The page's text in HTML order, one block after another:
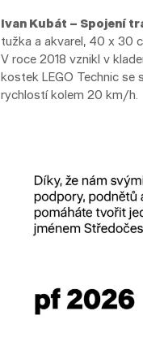
Ivan Kubát – Spojení
tužka a akvarel, 40 x 30
V roce 2018 vznikl v
kostek LEGO Technic
rychlostí kolem 20 km/h.